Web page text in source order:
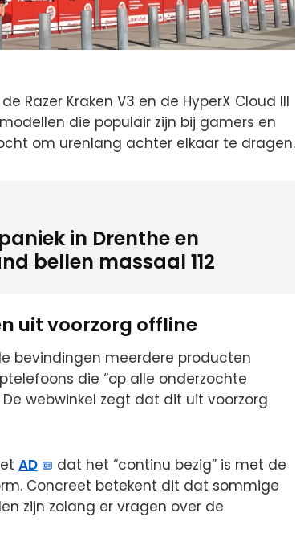
Razer Kraken V3 en de HyperX Cloud III
die populair zijn bij gamers en
om urenlang achter elkaar te dragen.
in Drenthe en
bellen massaal 112
uit voorzorg offline
bevindingen meerdere producten
die “op alle onderzochte
webwinkel zegt dat dit uit voorzorg
AD
dat het “continu bezig” is met de
Concreet betekent dit dat sommige
zijn zolang er vragen over de